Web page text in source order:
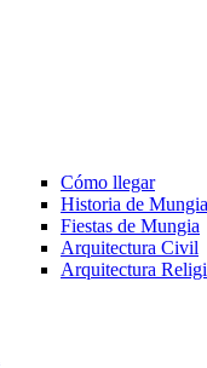
Cómo llegar
Historia de Mungia
Fiestas de Mungia
Arquitectura Civil
Arquitectura